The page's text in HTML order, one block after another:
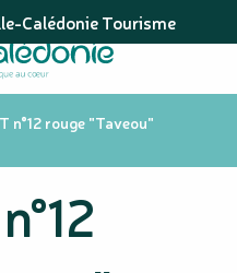
Calédonie Tourisme
n°12 rouge "Taveou"